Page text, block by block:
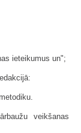
ieteikumus un";
veikšanas